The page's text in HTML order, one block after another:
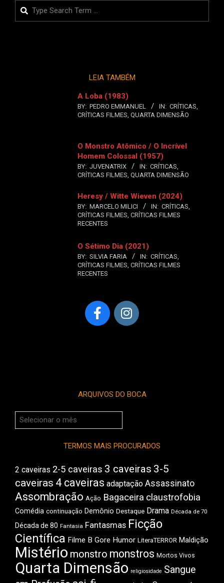
Search
LEIA TAMBÉM
A Loba (1983)
BY: PEDRO EMMANUEL IN: CRÍTICAS,
CRÍTICAS FILMES, QUARTA DIMENSÃO
O Monstro Atômico / O Incrível
Homem Colossal (1957)
BY: JUVENATRIX IN: CRÍTICAS,
CRÍTICAS FILMES, QUARTA DIMENSÃO
Heresy / Witte Wieven (2024)
BY: MARCELO MILICI IN: CRÍTICAS,
CRÍTICAS FILMES, CRÍTICAS FILMES
RECENTES
O Sétimo Dia (2021)
BY: SILVIA FARIA IN: CRÍTICAS,
CRÍTICAS FILMES, CRÍTICAS FILMES
RECENTES
ARQUIVOS DO BOCA
Arquivos
do
TERMOS MAIS PROCURADOS
2 caveiras 2-5 caveiras 3 caveiras 3-5
caveiras 4 caveiras adaptação Assassinato
Assombração Ação Bagaceira claustrofobia
Comédia continuação Demônio Destaque Drama Década de 70
Década de 80 Fantasia Fantasmas Ficção
Científica Filme B Gore Humor LiteraTERROR Maldição
Mistério monstro monstros Mortos Vivos
Quarta Dimensão religiosidade Sangue